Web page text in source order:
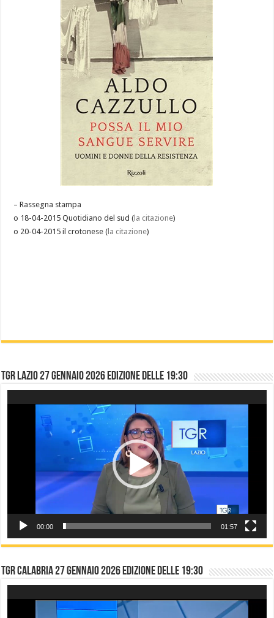
– Rassegna stampa
o 18-04-2015 Quotidiano del sud ( la citazione)
o 20-04-2015 il crotonese ( la citazione)
TGR LAZIO 27 gennaio 2026 edizione delle 19:30
Player
00:00 01:57
TGR CALABRIA 27 gennaio 2026 edizione delle 19:30
Player